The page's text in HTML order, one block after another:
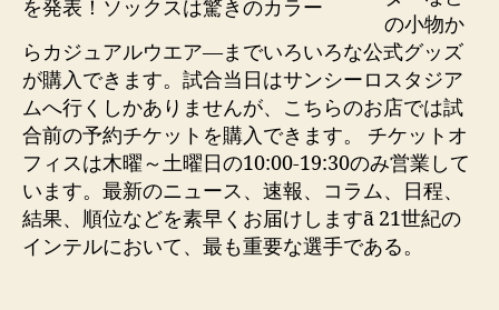
の小物か
らカジュアルウエア―までいろいろな公式グッズ
が購入できます。試合当日はサンシーロスタジア
ムへ行くしかありませんが、こちらのお店では試
合前の予約チケットを購入できます。 チケットオ
フィスは木曜～土曜日の10:00-19:30のみ営業して
います。最新のニュース、速報、コラム、日程、
結果、順位などを素早くお届けしますã 21世紀の
インテルにおいて、最も重要な選手である。